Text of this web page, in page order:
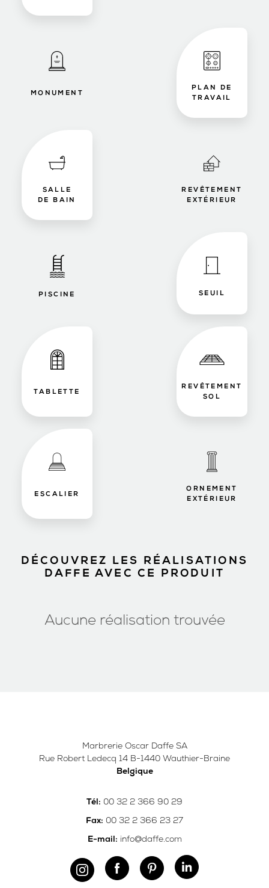
MONUMENT
PLAN DE
TRAVAIL
SALLE
DE BAIN
REVÊTEMENT
EXTÉRIEUR
PISCINE SEUIL
TABLETTE
REVÊTEMENT
SOL
ESCALIER
ORNEMENT
EXTÉRIEUR
DÉCOUVREZ LES RÉALISATIONS
DAFFE AVEC CE PRODUIT
Aucune réalisation trouvée
Marbrerie Oscar Daffe SA
Rue Robert Ledecq 14 B-1440 Wauthier-Braine
Belgique
Tél: 00 32 2 366 90 29
Fax: 00 32 2 366 23 27
E-mail: info@daffe.com